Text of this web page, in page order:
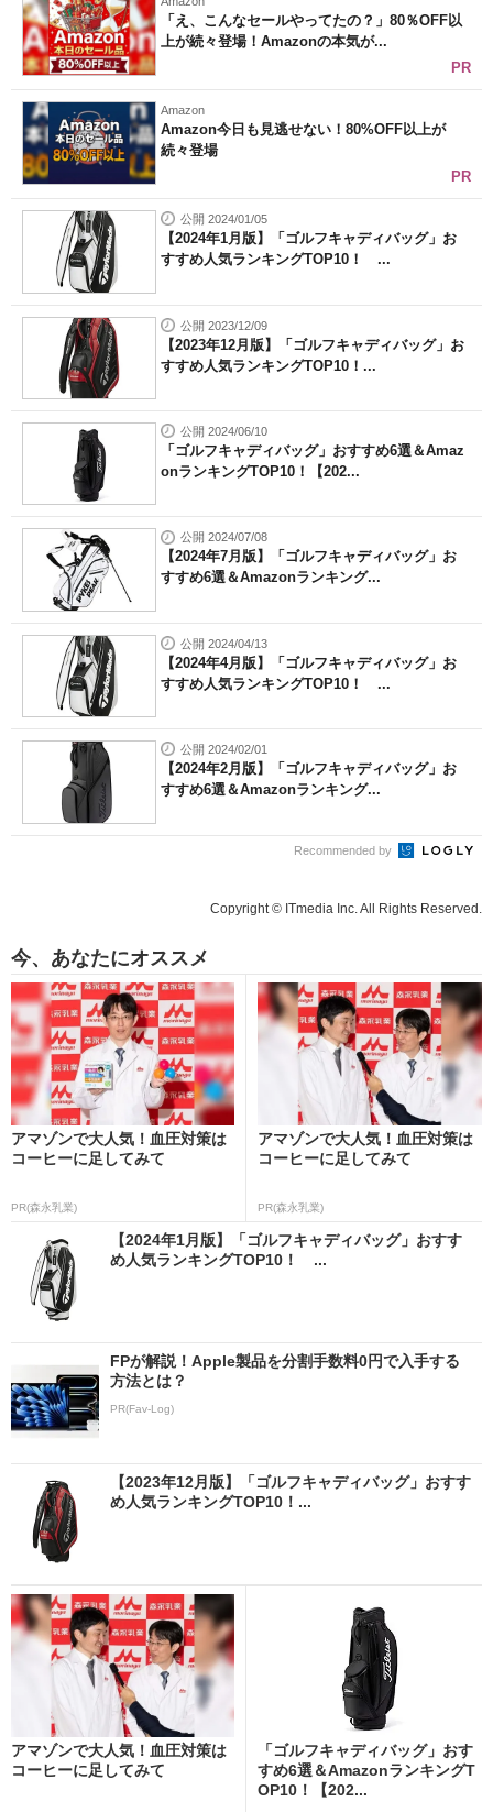
「え、こんなセールやってたの？」80％OFF以
上が続々登場！Amazonの本気が...
PR
Amazon
Amazon今日も見逃せない！80%OFF以上が
続々登場
PR
公開 2024/01/05
【2024年1月版】「ゴルフキャディバッグ」お
すすめ人気ランキングTOP10！ ...
公開 2023/12/09
【2023年12月版】「ゴルフキャディバッグ」お
すすめ人気ランキングTOP10！...
公開 2024/06/10
「ゴルフキャディバッグ」おすすめ6選＆Amaz
onランキングTOP10！【202...
公開 2024/07/08
【2024年7月版】「ゴルフキャディバッグ」お
すすめ6選＆Amazonランキング...
公開 2024/04/13
【2024年4月版】「ゴルフキャディバッグ」お
すすめ人気ランキングTOP10！ ...
公開 2024/02/01
【2024年2月版】「ゴルフキャディバッグ」お
すすめ6選＆Amazonランキング...
Recommended by
Copyright © ITmedia Inc. All Rights Reserved.
今、あなたにオススメ
アマゾンで大人気！血圧対策は
コーヒーに足してみて
PR(森永乳業)
アマゾンで大人気！血圧対策は
コーヒーに足してみて
PR(森永乳業)
【2024年1月版】「ゴルフキャディバッグ」おすす
め人気ランキングTOP10！ ...
FPが解説！Apple製品を分割手数料0円で入手する
方法とは？
PR(Fav-Log)
【2023年12月版】「ゴルフキャディバッグ」おすす
め人気ランキングTOP10！...
アマゾンで大人気！血圧対策は
コーヒーに足してみて
「ゴルフキャディバッグ」おす
すめ6選＆AmazonランキングT
OP10！【202...